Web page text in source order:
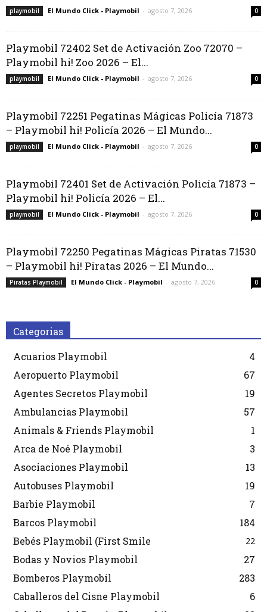
playmobil El Mundo Click - Playmobil - agosto 7, 2026 0
Playmobil 72402 Set de Activación Zoo 72070 –
Playmobil hi! Zoo 2026 – El...
playmobil El Mundo Click - Playmobil - agosto 7, 2026 0
Playmobil 72251 Pegatinas Mágicas Policía 71873
– Playmobil hi! Policía 2026 – El Mundo...
playmobil El Mundo Click - Playmobil - agosto 7, 2026 0
Playmobil 72401 Set de Activación Policía 71873 –
Playmobil hi! Policía 2026 – El...
playmobil El Mundo Click - Playmobil - agosto 7, 2026 0
Playmobil 72250 Pegatinas Mágicas Piratas 71530
– Playmobil hi! Piratas 2026 – El Mundo...
Piratas Playmobil El Mundo Click - Playmobil - agosto 7, 2026 0
Categorias
Acuarios Playmobil
4
Aeropuerto Playmobil
67
Agentes Secretos Playmobil
19
Ambulancias Playmobil
57
Animals & Friends Playmobil
1
Arca de Noé Playmobil
3
Asociaciones Playmobil
13
Autobuses Playmobil
19
Barbie Playmobil
7
Barcos Playmobil
184
Bebés Playmobil (First Smile
22
Bodas y Novios Playmobil
27
Bomberos Playmobil
283
Caballeros del Cisne Playmobil
6